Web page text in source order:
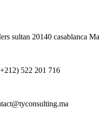
sultan 20140 casablanca
522 201 716